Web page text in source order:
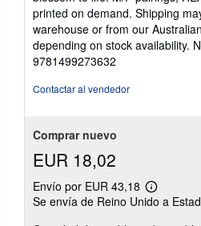
printed on demand. Shipping
warehouse or from our
depending on stock availability.
9781499273632
Contactar al vendedor
Comprar nuevo
EUR 18,02
Envío por EUR 43,18
Más
Se envía de Reino Unido a